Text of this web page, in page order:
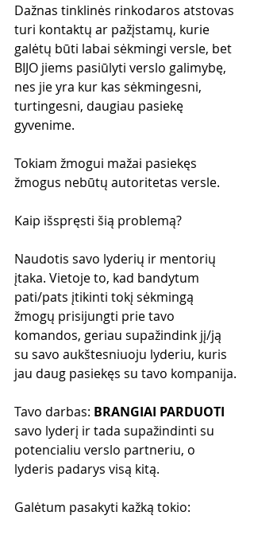
Dažnas tinklinės rinkodaros atstovas
turi kontaktų ar pažįstamų, kurie
galėtų būti labai sėkmingi versle, bet
BIJO jiems pasiūlyti verslo galimybę,
nes jie yra kur kas sėkmingesni,
turtingesni, daugiau pasiekę
gyvenime.
Tokiam žmogui mažai pasiekęs
žmogus nebūtų autoritetas versle.
Kaip išspręsti šią problemą?
Naudotis savo lyderių ir mentorių
įtaka. Vietoje to, kad bandytum
pati/pats įtikinti tokį sėkmingą
žmogų prisijungti prie tavo
komandos, geriau supažindink jį/ją
su savo aukštesniuoju lyderiu, kuris
jau daug pasiekęs su tavo kompanija.
Tavo darbas: BRANGIAI PARDUOTI
savo lyderį ir tada supažindinti su
potencialiu verslo partneriu, o
lyderis padarys visą kitą.
Galėtum pasakyti kažką tokio: